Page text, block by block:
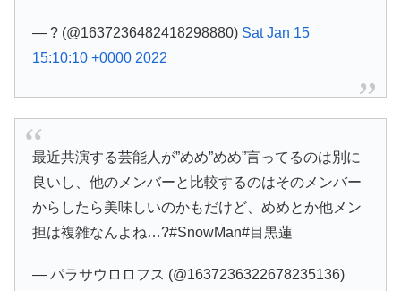
— ? (@1637236482418298880) Sat Jan 15
15:10:10 +0000 2022
最近共演する芸能人が”めめ”めめ”言ってるのは別に
良いし、他のメンバーと比較するのはそのメンバー
からしたら美味しいのかもだけど、めめとか他メン
担は複雑なんよね…?#SnowMan#目黒蓮
— パラサウロロフス (@1637236322678235136)